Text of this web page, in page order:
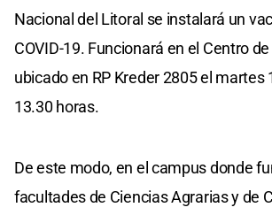
Nacional del Litoral se instalará un
COVID-19. Funcionará en el Centro
ubicado en RP Kreder 2805 el martes
13.30 horas.
De este modo, en el campus donde
facultades de Ciencias Agrarias y de